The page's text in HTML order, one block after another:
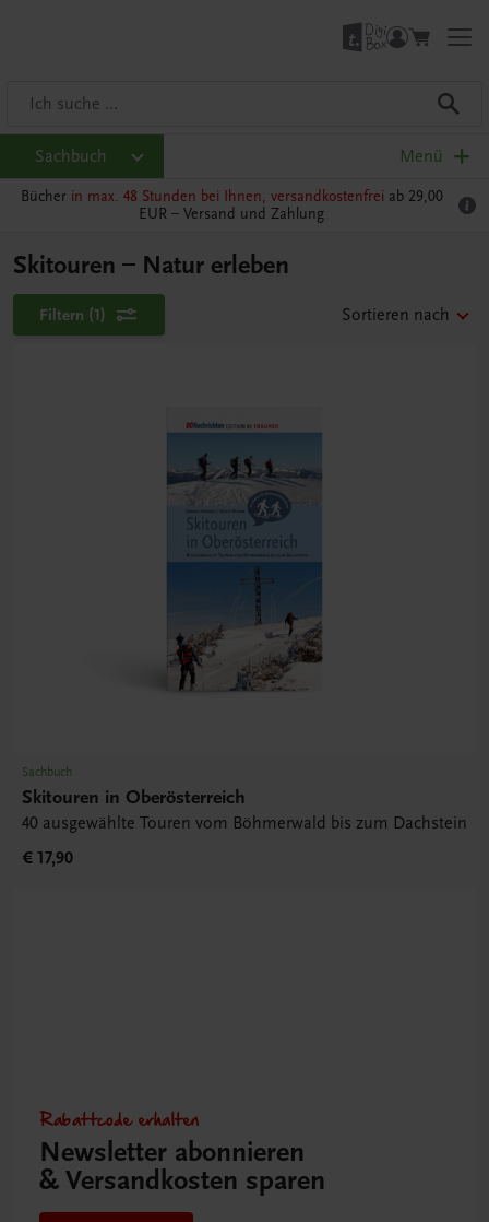
Sachbuch Menü
Bücher in max. 48 Stunden bei Ihnen, versandkostenfrei ab 29,00
EUR – Versand und Zahlung
Skitouren – Natur erleben
Filtern (1) Sortieren nach
Sachbuch
Skitouren in Oberösterreich
40 ausgewählte Touren vom Böhmerwald bis zum Dachstein
€ 17,90
Rabattcode erhalten
Newsletter abonnieren
& Versandkosten sparen